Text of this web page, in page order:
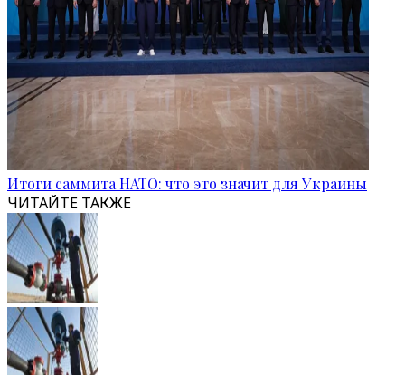
Итоги саммита НАТО: что это значит для Украины
ЧИТАЙТЕ ТАКЖЕ